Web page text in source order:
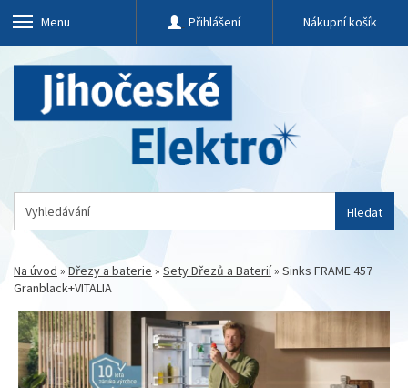
Menu Přihlášení Nákupní košík
Hledat
Na úvod »Dřezy a baterie » Sety Dřezů a Baterií» Sinks FRAME 457
Granblack+VITALIA